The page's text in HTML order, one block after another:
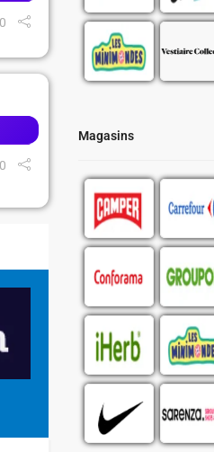
Magasins